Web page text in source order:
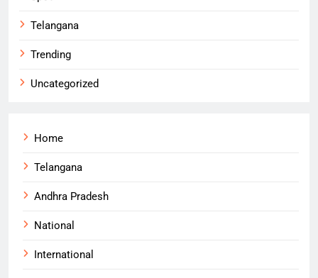
Telangana
Trending
Uncategorized
Home
Telangana
Andhra Pradesh
National
International